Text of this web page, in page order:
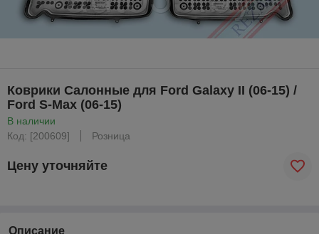
Коврики Салонные для Ford Galaxy II (06-15) /
Ford S-Max (06-15)
В наличии
Код: [200609]
Розница
Цену уточняйте
Описание